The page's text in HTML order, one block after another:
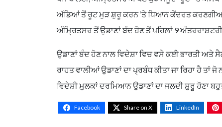
ਅੱਡਿਆਂ ਤੋਂ ਰੂਟ ਮੁੜ ਸ਼ੁਰੂ ਕਰਨ ‘ਤੇ ਧਿਆਨ ਕੇਂਦਰਤ
ਅੰਮ੍ਰਿਤਸਰ ਤੋਂ ਉਡਾਣਾਂ ਬੰਦ ਹੋਣ ਤੋਂ ਪਹਿਲਾਂ 9
ਉਡਾਣਾਂ ਬੰਦ ਹੋਣ ਨਾਲ ਵਿਦੇਸ਼ਾ ਵਿਚ ਵਸੇ ਕਈ ਭਾਰਤੀ ਅਤੇ
ਰਾਹਤ ਵਾਲੀਆਂ ਉਡਾਣਾਂ ਦਾ ਪ੍ਰਬੰਧ ਕੀਤਾ ਜਾ ਰਿਹਾ ਹੈ
ਵਿਦੇਸ਼ੀ ਮੁਲਕਾਂ ਦਰਮਿਆਨ ਉਡਾਣਾਂ ਦਾ ਜਲਦੀ ਸ਼ੁਰੂ ਹੋਣਾ
Facebook Share on X LinkedIn